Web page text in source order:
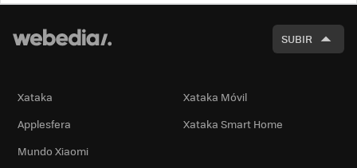
SUBIR
Xataka
Xataka Móvil
Applesfera
Xataka Smart Home
Mundo Xiaomi